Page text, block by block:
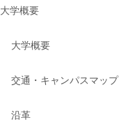
大学概要
大学概要
交通・キャンパスマップ
沿革